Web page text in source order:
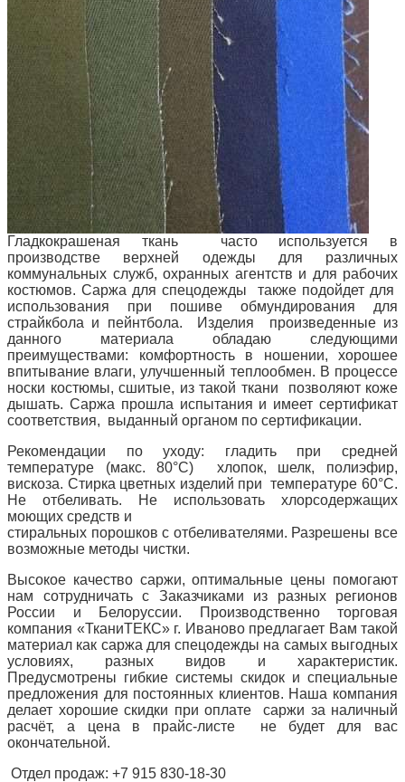
Гладкокрашеная ткань часто используется в
производстве верхней одежды для различных
коммунальных служб, охранных агентств и для рабочих
костюмов. Саржа для спецодежды также подойдет для
использования при пошиве обмундирования для
страйкбола и пейнтбола. Изделия произведенные из
данного материала обладаю следующими
преимуществами: комфортность в ношении, хорошее
впитывание влаги, улучшенный теплообмен. В процессе
носки костюмы, сшитые, из такой ткани позволяют коже
дышать. Саржа прошла испытания и имеет сертификат
соответствия, выданный органом по сертификации.
Рекомендации по уходу: гладить при средней
температуре (макс. 80°С) хлопок, шелк, полиэфир,
вискоза. Стирка цветных изделий при температуре 60°С.
Не отбеливать. Не использовать хлорсодержащих
моющих средств и
стиральных порошков с отбеливателями. Разрешены все
возможные методы чистки.
Высокое качество саржи, оптимальные цены помогают
нам сотрудничать с Заказчиками из разных регионов
России и Белоруссии. Производственно торговая
компания «ТканиТЕКС» г. Иваново предлагает Вам такой
материал как саржа для спецодежды на самых выгодных
условиях, разных видов и характеристик.
Предусмотрены гибкие системы скидок и специальные
предложения для постоянных клиентов. Наша компания
делает хорошие скидки при оплате саржи за наличный
расчёт, а цена в прайс-листе не будет для вас
окончательной.
Отдел продаж: +7 915 830-18-30